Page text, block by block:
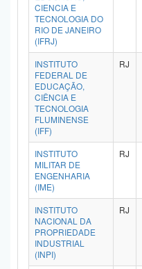
CIENCIA E
TECNOLOGIA DO
RIO DE JANEIRO
(IFRJ)
INSTITUTO
FEDERAL DE
EDUCAÇÃO,
CIÊNCIA E
TECNOLOGIA
FLUMINENSE
(IFF)
RJ
INSTITUTO
MILITAR DE
ENGENHARIA
(IME)
RJ
INSTITUTO
NACIONAL DA
PROPRIEDADE
INDUSTRIAL
(INPI)
RJ